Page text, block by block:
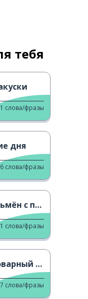
тебя
слова/фразы
дня
слова/фразы
бобов
слова/фразы
еда
слова/фразы